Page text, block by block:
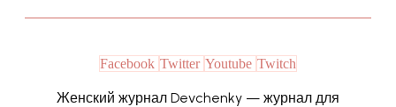
Facebook Twitter Youtube Twitch
Женский журнал Devchenky — журнал для